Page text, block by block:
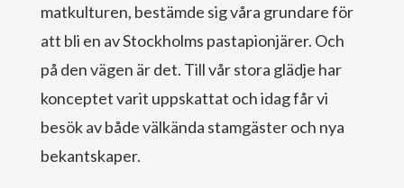
matkulturen, bestämde sig våra grundare för
att bli en av Stockholms pastapionjärer. Och
på den vägen är det. Till vår stora glädje har
konceptet varit uppskattat och idag får vi
besök av både välkända stamgäster och nya
bekantskaper.